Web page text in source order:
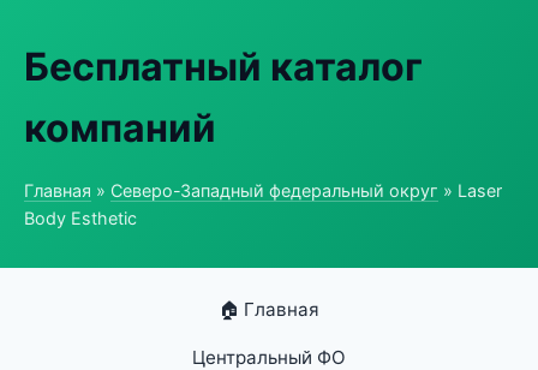
Бесплатный каталог
компаний
Главная » Северо-Западный федеральный округ » Laser
Body Esthetic
🏠 Главная
Центральный ФО